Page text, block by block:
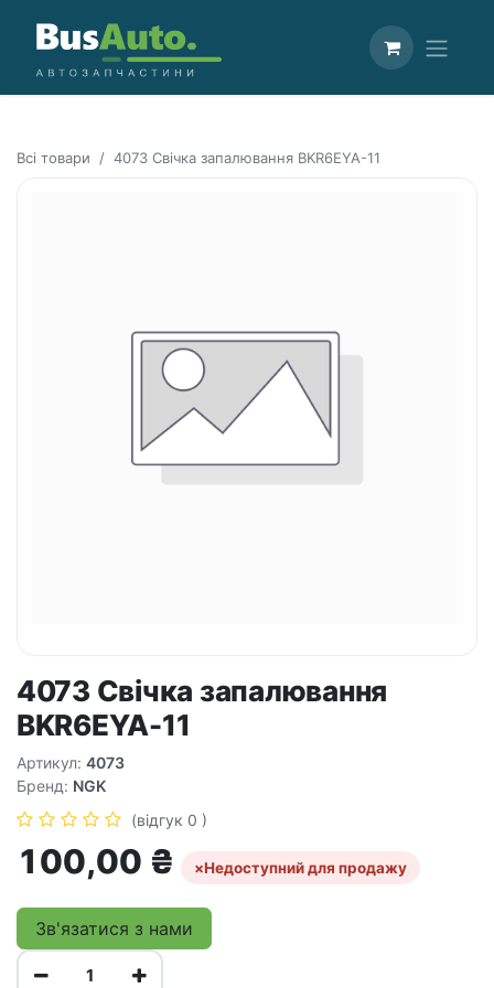
Всі товари 4073 Свічка запалювання BKR6EYA-11
4073 Свічка запалювання
BKR6EYA-11
Артикул: 4073
Бренд: NGK
(відгук 0 )
100,00 ₴ ×Недоступний для продажу
Зв'язатися з нами